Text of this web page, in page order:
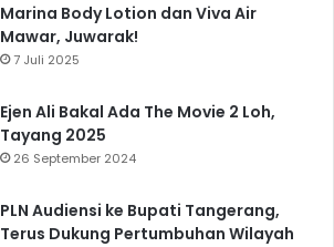
Marina Body Lotion dan Viva Air
Mawar, Juwarak!
7 Juli 2025
Ejen Ali Bakal Ada The Movie 2 Loh,
Tayang 2025
26 September 2024
PLN Audiensi ke Bupati Tangerang,
Terus Dukung Pertumbuhan Wilayah